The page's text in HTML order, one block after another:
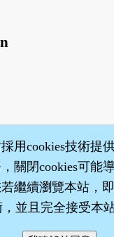
用cookies技術提
關閉cookies可能
繼續瀏覽本站，
，並且完全接受本